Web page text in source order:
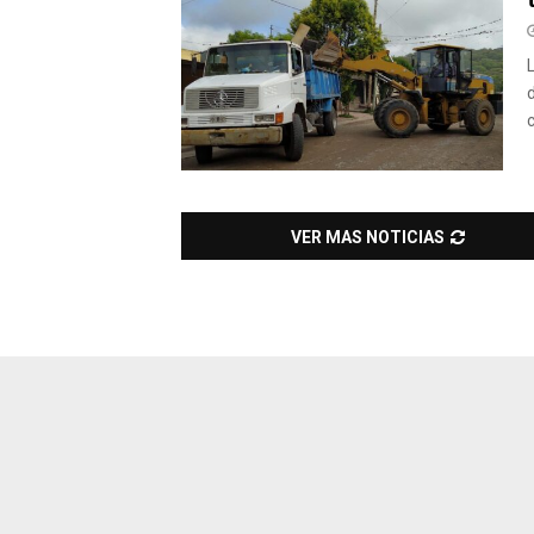
VER MAS NOTICIAS